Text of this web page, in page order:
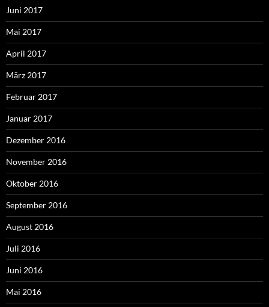
Juni 2017
Mai 2017
April 2017
März 2017
Februar 2017
Januar 2017
Dezember 2016
November 2016
Oktober 2016
September 2016
August 2016
Juli 2016
Juni 2016
Mai 2016